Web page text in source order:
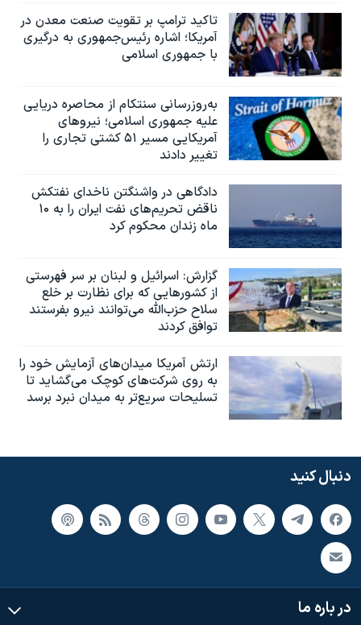
سفر پرزیدنت ترامپ به چینتاکید ترامپ بر تقویت صنعت معدن در
آمریکا؛ اشاره رئیس‌جمهوری به درگیری
با جمهوری اسلامی
به‌روزرسانی سنتکام از محاصره دریایی
علیه جمهوری اسلامی؛ نیروهای
آمریکایی مسیر ۵۱ کشتی تجاری را
تغییر دادند
دادگاهی در واشنگتن ناخدای نفتکش
ناقض تحریم‌های نفت ایران را به ۱۰
ماه زندان محکوم کرد
گزارش‌: اسرائيل و لبنان بر سر فهرستی
از کشورهایی که برای نظارت بر خلع
سلاح حزب‌الله می‌توانند نیرو بفرستند
توافق کردند
ارتش آمریکا میدان‌های آزمایش خود را
به روی شرکت‌های کوچک می‌گشاید تا
تسلیحات سریع‌تر به میدان نبرد برسد
دنبال کنید
در باره ما